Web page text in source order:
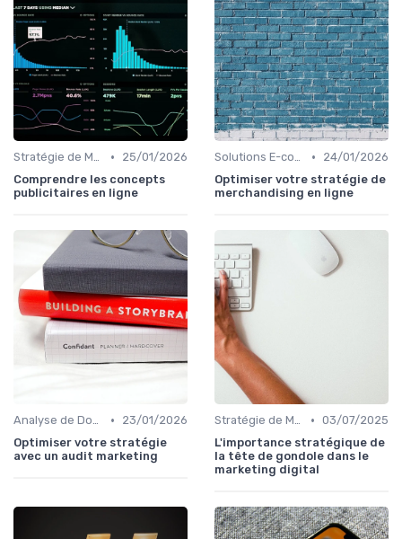
Stratégie de Marketing Digital •
25/01/2026
Comprendre les concepts
publicitaires en ligne
Solutions E-commerce et Marketplace •
24/01/2026
Optimiser votre stratégie de
merchandising en ligne
Analyse de Données et Reporting •
23/01/2026
Optimiser votre stratégie
avec un audit marketing
Stratégie de Marketing Digital • 03/07/2025
L'importance stratégique de
la tête de gondole dans le
marketing digital